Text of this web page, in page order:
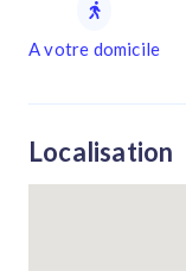
A votre domicile
Localisation